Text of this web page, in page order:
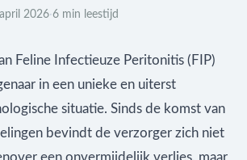
2026·6 min leestijd
Feline Infectieuze Peritonitis (FIP)
in een unieke en uiterst
situatie. Sinds de komst van
bevindt de verzorger zich niet
een onvermijdelijk verlies, maar